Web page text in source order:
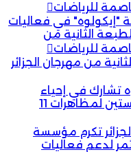
للرياضات
في فعاليات
الثانية من
للرياضات
من مهرجان الجزائر
تشارك في إحياء
الذكرى الرابعة والستين لمظاهرات 11
تكرم مؤسسة
لدعم فعاليات